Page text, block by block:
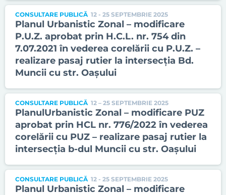
CONSULTARE PUBLICĂ 12 - 25 SEPTEMBRIE 2025
Planul Urbanistic Zonal – modificare
P.U.Z. aprobat prin H.C.L. nr. 754 din
7.07.2021 în vederea corelării cu P.U.Z. –
realizare pasaj rutier la intersecția Bd.
Muncii cu str. Oașului
CONSULTARE PUBLICĂ 12 – 25 SEPTEMBRIE 2025
PlanulUrbanistic Zonal – modificare PUZ
aprobat prin HCL nr. 776/2022 în vederea
corelării cu PUZ – realizare pasaj rutier la
intersecția b-dul Muncii cu str. Oașului
CONSULTARE PUBLICĂ 12 - 25 SEPTEMBRIE 2025
Planul Urbanistic Zonal – modificare